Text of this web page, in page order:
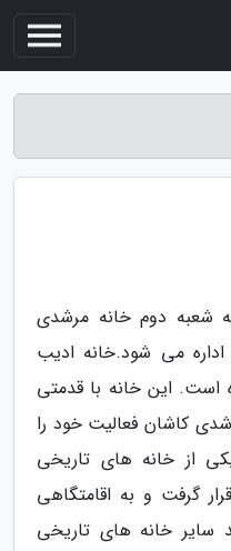
شعبه دوم خانه مرشدی
می شود.خانه ادیب
افتتاح شده است. این خانه با قدمتی
فاز 2 خانه مرشدی کاشان فعالیت خود را
از خانه های تاریخی
گرفت و به اقامتگاهی
سایر خانه های تاریخی